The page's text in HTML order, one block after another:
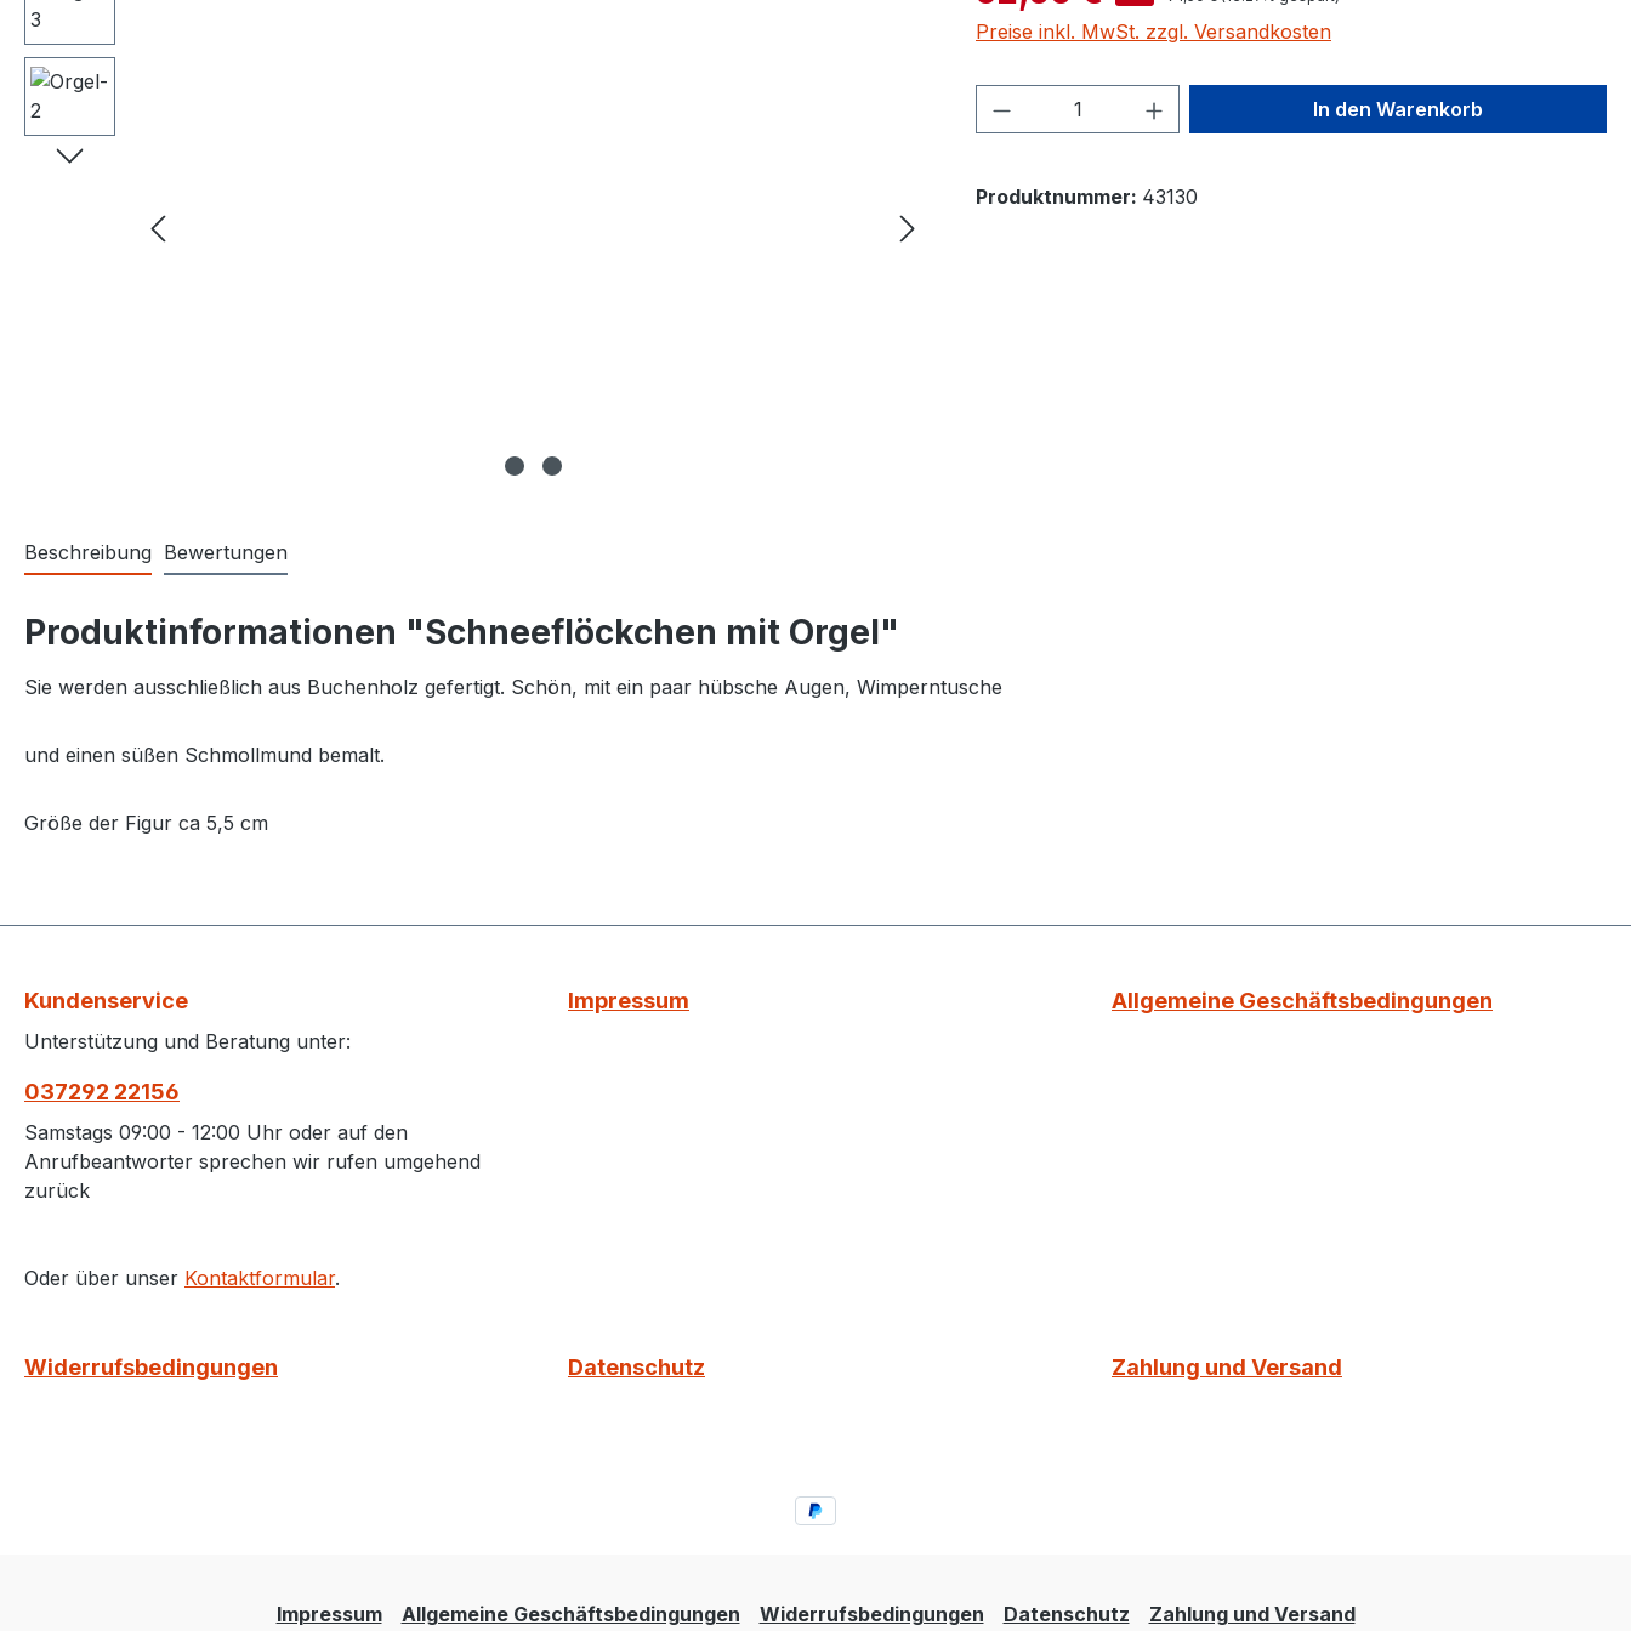
Preise inkl. MwSt. zzgl. Versandkosten
Produkt Anzahl: Gib den gewünschten Wert
In den Warenkorb
Produktnummer: 43130
Beschreibung Bewertungen
Produktinformationen "Schneeflöckchen mit Orgel"
Sie werden ausschließlich aus Buchenholz gefertigt. Schön, mit ein paar hübsche Augen, Wimperntusche
und einen süßen Schmollmund bemalt.
Größe der Figur ca 5,5 cm
Kundenservice
Unterstützung und Beratung unter:
037292 22156
Samstags 09:00 - 12:00 Uhr oder auf den
Anrufbeantworter sprechen wir rufen umgehend
zurück
Oder über unser Kontaktformular.
Impressum Allgemeine Geschäftsbedingungen
Widerrufsbedingungen Datenschutz Zahlung und Versand
Impressum Allgemeine Geschäftsbedingungen Widerrufsbedingungen Datenschutz Zahlung und Versand